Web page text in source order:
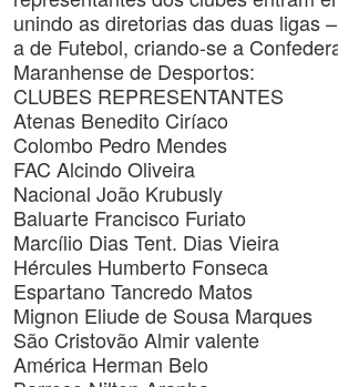
unindo as diretorias das duas ligas
a de Futebol, criando-se a
Maranhense de Desportos:
CLUBES REPRESENTANTES
Atenas Benedito Ciríaco
Colombo Pedro Mendes
FAC Alcindo Oliveira
Nacional João Krubusly
Baluarte Francisco Furiato
Marcílio Dias Tent. Dias Vieira
Hércules Humberto Fonseca
Espartano Tancredo Matos
Mignon Eliude de Sousa Marques
São Cristovão Almir valente
América Herman Belo